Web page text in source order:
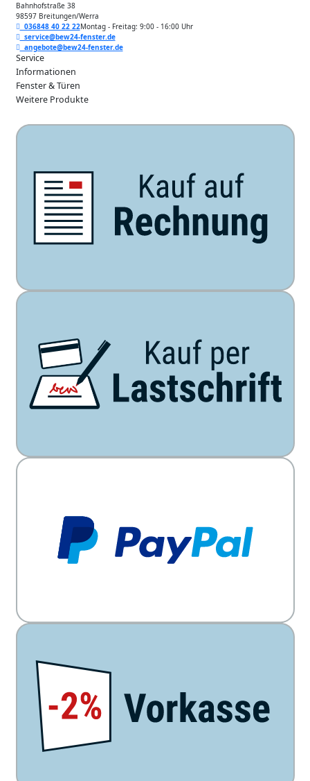
Bahnhofstraße 38
98597 Breitungen/Werra
036848 40 22 22Montag - Freitag: 9:00 - 16:00 Uhr
service@bew24-fenster.de
angebote@bew24-fenster.de
Service
Informationen
Fenster & Türen
Weitere Produkte